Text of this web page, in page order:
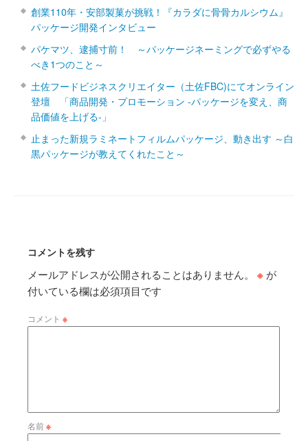
創業110年・安部製菓が挑戦！『カラダに骨骨カルシウム』
パッケージ開発インタビュー
パケマツ、逮捕寸前！ ～パッケージネーミングで必ずやる
べき1つのこと～
土佐フードビジネスクリエイター（土佐FBC)にてオンライン
登壇 「商品開発・プロモーション ‐パッケージを変え、商
品価値を上げる‐」
止まった新規ラミネートフィルムパッケージ、動き出す ～白
黒パッケージが教えてくれたこと～
コメントを残す
メールアドレスが公開されることはありません。 ※ が
付いている欄は必須項目です
コメント ※
名前※